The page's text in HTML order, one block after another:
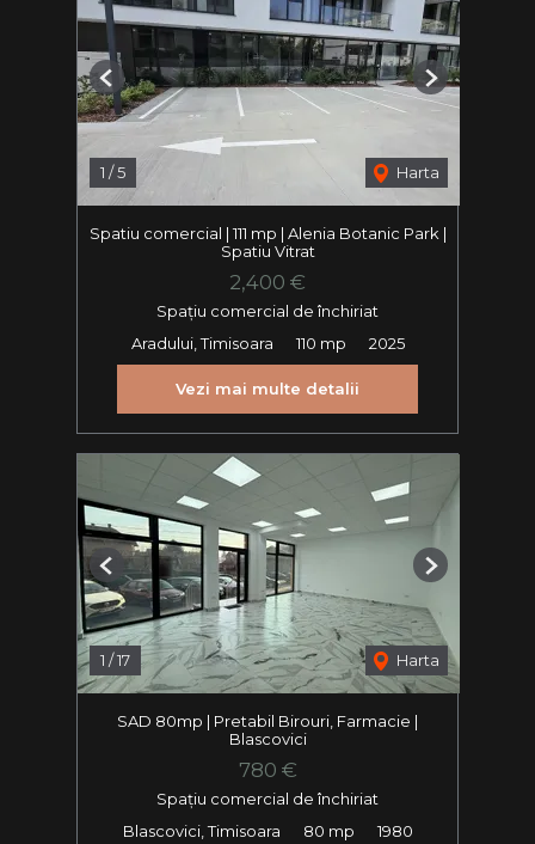
1 /5 Harta
Previous Next
Spatiu comercial | 111 mp | Alenia Botanic Park |
Spatiu Vitrat
2,400 €
Spațiu comercial de închiriat
Aradului, Timisoara
110 mp 2025
Vezi mai multe detalii
1 /17 Harta
Previous Next
SAD 80mp | Pretabil Birouri, Farmacie |
Blascovici
780 €
Spațiu comercial de închiriat
Blascovici, Timisoara
80 mp 1980